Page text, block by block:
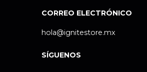
CORREO ELECTRÓNICO
hola@ignitestore.mx
SÍGUENOS